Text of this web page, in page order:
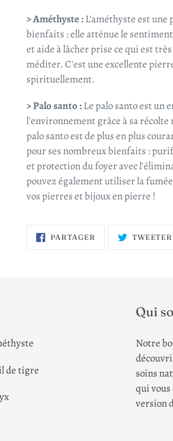
> Améthyste :L'améthyste est
bienfaits : elle atténue le
et aide à lâcher prise ce qui est
méditer. C'est une excellente
spirituellement.
> Palo santo :Le palo santo est un
l'environnement grâce à sarécolte
palo santo est de plus en plus
pour ses nombreux bienfaits :
et protection du foyer avec
pouvez également utiliser la
vos pierres et bijoux en pierre !
PARTAGER PARTAGER
SUR
TWEETER
de tigre
Qui
Notre
soins
qui
version